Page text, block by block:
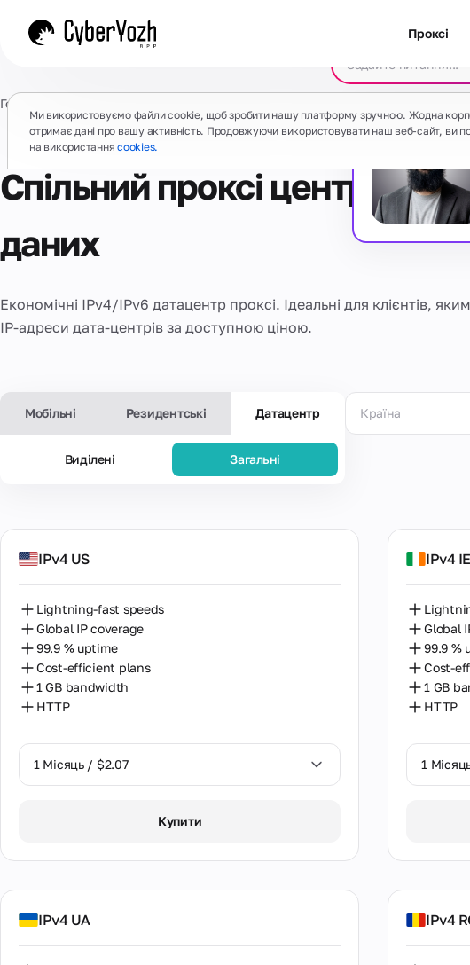
Проксі
Головна
Спільний проксі центру
даних
Економічні IPv4/IPv6 датацентр проксі. Ідеальні для клієнтів,
IP-адреси дата-центрів за доступною ціною.
Мобільні Резидентські Датацентр
Видiленi Загальнi
Країна
Велика
Німеччина
Єгипет
Ізраїль
Індонезія
Ірландія
Іспанія
Австралія
Австрія
Алжир
IPv4 US
Lightning-fast speeds
Global IP coverage
99.9 % uptime
Cost-efficient plans
1 GB bandwidth
HTTP
1 Місяць / $2.07
Купити
IPv4 IE
Global
99.9 %
Cost-
1 GB
HTTP
1
IPv4 UA IPv4
Ми використовуємо файли cookie, щоб зробити нашу платформу зручною. Жодна
отримає дані про вашу активність. Продовжуючи використовувати наш веб-сайт, ви
на використанняcookies.